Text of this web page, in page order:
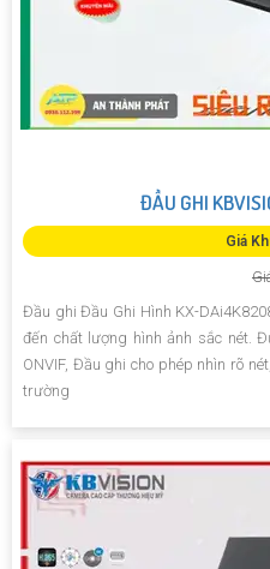
ĐẦU GHI
Giá
Đầu ghi Đầu Ghi Hình KX-
đến chất lượng hình ảnh sắc nét.
ONVIF, Đầu ghi cho phép nhìn rõ
trường